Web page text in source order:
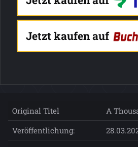
Jetzt kaufen auf
Original Titel
A
Veröffentlichung: